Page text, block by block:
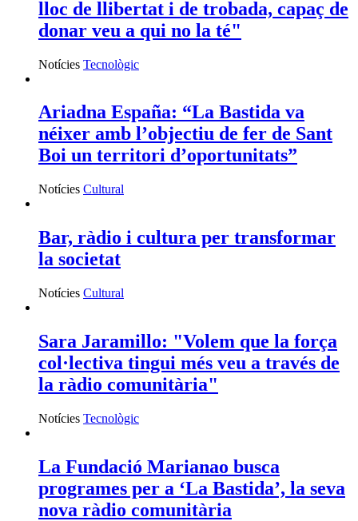
lloc de llibertat i de trobada, capaç de
donar veu a qui no la té"
Notícies Tecnològic
Ariadna España: “La Bastida va
néixer amb l’objectiu de fer de Sant
Boi un territori d’oportunitats”
Notícies Cultural
Bar, ràdio i cultura per transformar
la societat
Notícies Cultural
Sara Jaramillo: "Volem que la força
col·lectiva tingui més veu a través de
la ràdio comunitària"
Notícies Tecnològic
La Fundació Marianao busca
programes per a ‘La Bastida’, la seva
nova ràdio comunitària